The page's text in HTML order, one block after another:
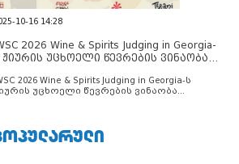
10-16 14:28
2026 Wine & Spirits Judging in Georgia-
ჟიურის უცხოელი წევრების ვინაობა
2026 Wine & Spirits Judging in Georgia-ს
უცხოელი წევრების ვინაობა